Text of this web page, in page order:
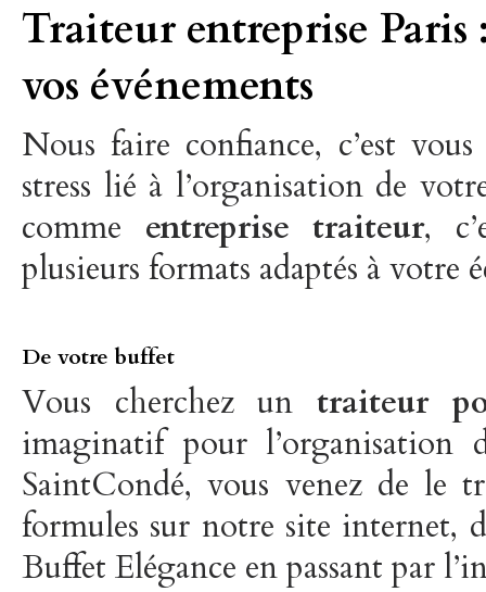
Traiteur entreprise
vos événements
Nous faire confiance, c’est
stress lié à l’organisation de
comme entreprise traiteur,
plusieurs formats adaptés à votre
De votre buffet
Vous cherchez untraiteur
imaginatif pour
SaintCondé, vous venez de le
formules sur notre site internet,
Buffet Elégance en passant par